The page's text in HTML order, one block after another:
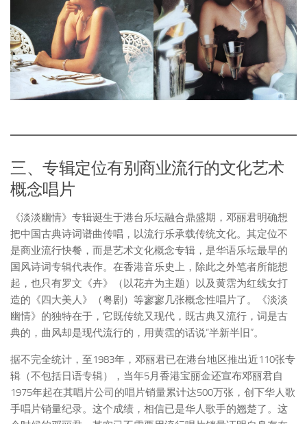
三、专辑定位有别商业流行的文化艺术
概念唱片
《淡淡幽情》专辑诞生于港台乐坛融合鼎盛期，邓丽君明确想
把中国古典诗词谱曲传唱，以流行乐承载传统文化。其定位不
是商业流行快餐，而是艺术文化概念专辑，是华语乐坛最早的
国风诗词专辑代表作。在香港音乐史上，除此之外笔者所能想
起，也只有罗文《卉》（以花卉为主题）以及黄霑为红线女打
造的《四大美人》（粤剧）等寥寥几张概念性唱片了。《淡淡
幽情》的独特在于，它既传统又现代，既古典又流行，词是古
典的，曲风却是现代流行的，用黄霑的话说“半新半旧”。
据不完全统计，至1983年，邓丽君已在港台地区推出近110张专
辑（不包括日语专辑），当年5月香港宝丽金还宣布邓丽君自
1975年起在其唱片公司的唱片销量累计达500万张，创下华人歌
手唱片销量纪录。这个成绩，相信已是华人歌手的翘楚了。这